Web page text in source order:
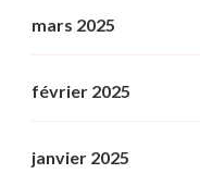
mars 2025
février 2025
janvier 2025